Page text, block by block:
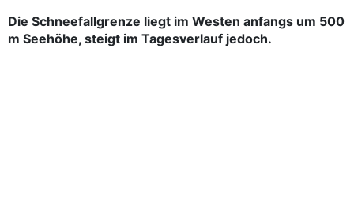
Die Schneefallgrenze liegt im Westen anfangs um 500
m Seehöhe, steigt im Tagesverlauf jedoch.